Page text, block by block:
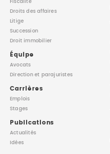
Droits des affaires
Litige
Succession
Droit immobilier
Équipe
Avocats
Directionet parajuristes
Carrières
Emplois
Stages
Publications
Actualités
Idées